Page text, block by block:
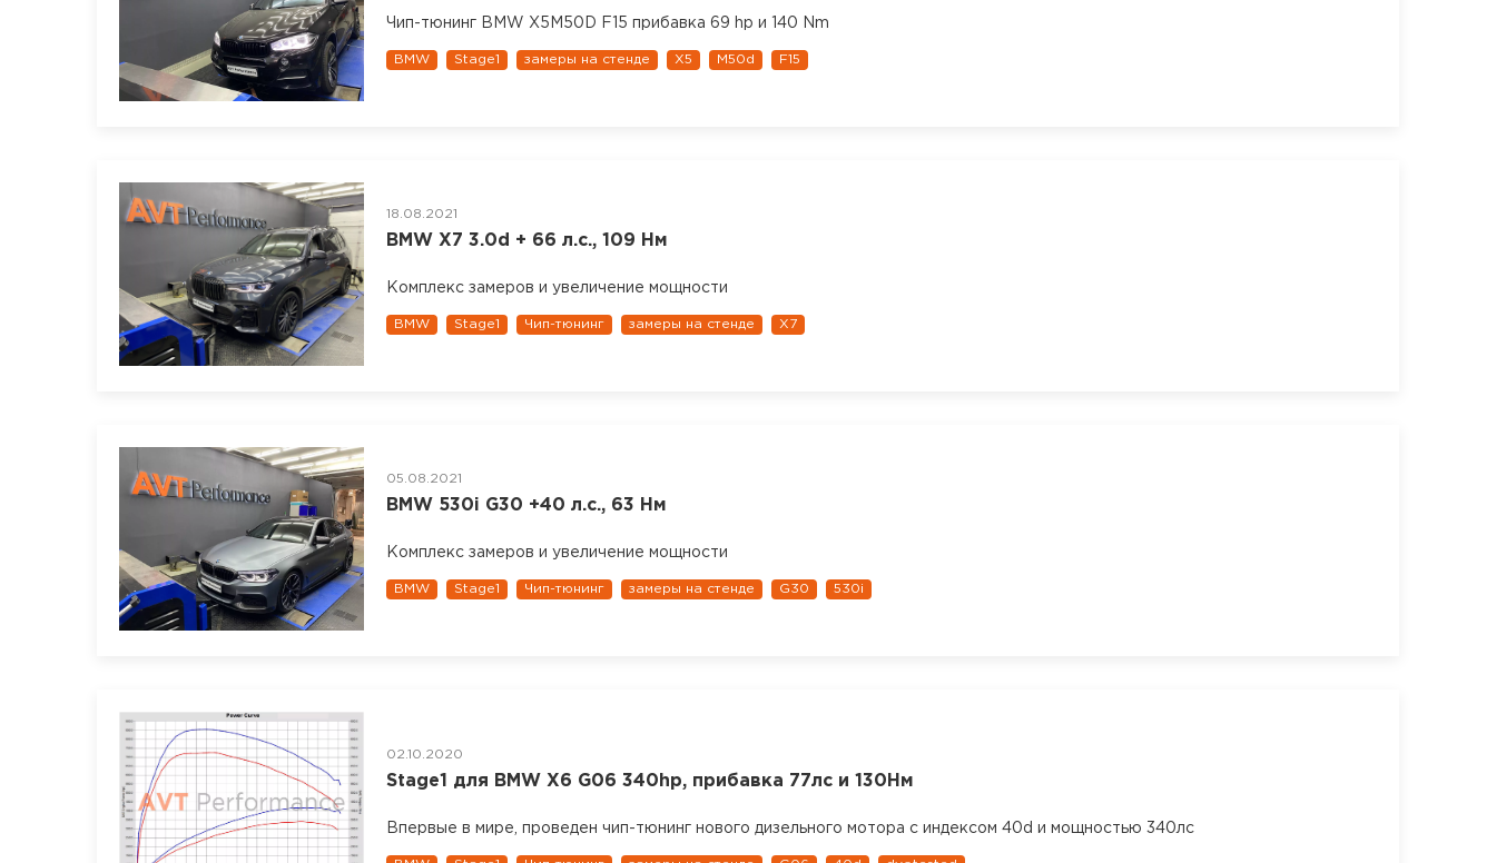
Чип-тюнинг BMW X5M50D F15 прибавка 69 hp и 140 Nm
BMW Stage1 замеры на стенде X5 M50d F15
18.08.2021
BMW X7 3.0d + 66 л.с., 109 Нм
Комплекс замеров и увеличение мощности
BMW Stage1 Чип-тюнинг замеры на стенде X7
05.08.2021
BMW 530i G30 +40 л.с., 63 Нм
Комплекс замеров и увеличение мощности
BMW Stage1 Чип-тюнинг замеры на стенде G30 530i
02.10.2020
Stage1 для BMW X6 G06 340hp, прибавка 77лс и 130Нм
Впервые в мире, проведен чип-тюнинг нового дизельного мотора с индексом 40d и мощностью 340лс